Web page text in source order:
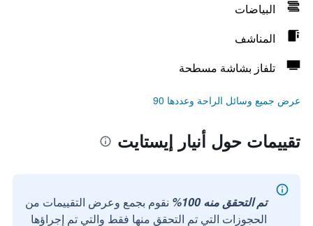
البياضات
المناشف
تلفاز بشاشة مسطحة
عرض جميع وسائل الراحة وعددها 90
تقييمات حول أنيار إيستايت
تم التحقق منه 100%
نقوم بجمع وعرض التقييمات من
الحجوزات التي تم التحقق منها فقط والتي تم إجراؤها